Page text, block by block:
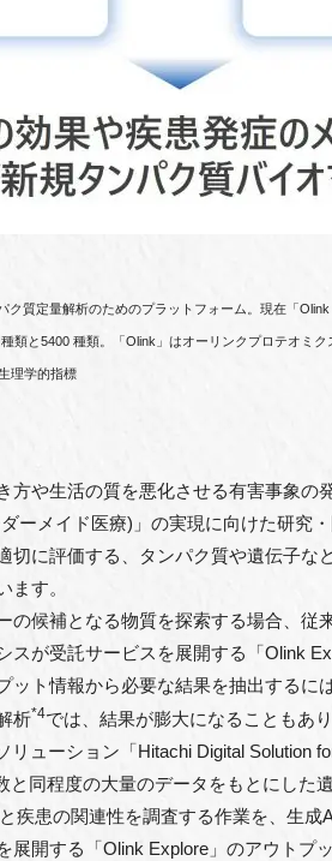
質定量解析のためのプラットフォーム。現在「
類と5400 種類。「Olink」はオーリンクプロテオミク
理学的指標
や⽣活の質を悪化させる有害事象の
ーメイド医療)」の実現に向けた研究
切に評価する、タンパク質や遺伝⼦な
ます。
候補となる物質を探索する場合、従
が受託サービスを展開する「Olink
ット情報から必要な結果を抽出する
析*4では、結果が膨⼤になることもあ
リューション「Hitachi Digital Solution
同程度の⼤量のデータをもとにした
疾患の関連性を調査する作業を、⽣成
開する「Olink Explore」のアウトプ